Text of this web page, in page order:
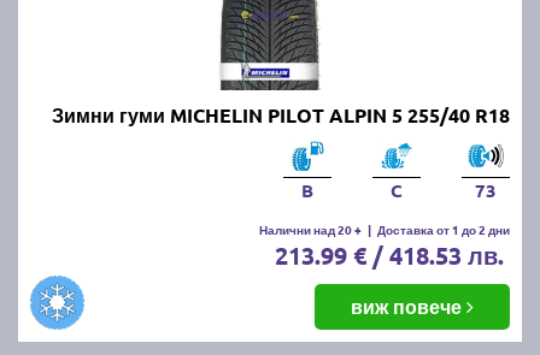
Зимни гуми MICHELIN PILOT ALPIN 5 255/40 R18
B C 73
Налични над 20 + | Доставка от 1 до 2 дни
213.99 € / 418.53 лв.
виж повече